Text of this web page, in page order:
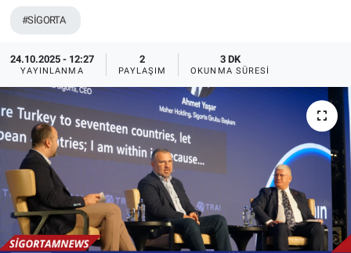
#SİGORTA
24.10.2025 - 12:27
YAYINLANMA
2
PAYLAŞIM
3 DK
OKUNMA SÜRESI